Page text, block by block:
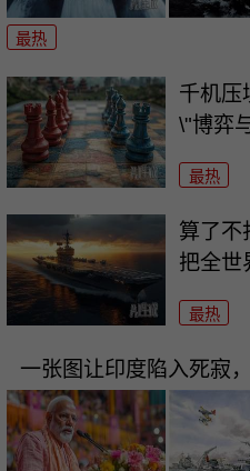
最热
千机压
\"博弈
最热
算了不
把全世
最热
一张图让印度陷入死寂